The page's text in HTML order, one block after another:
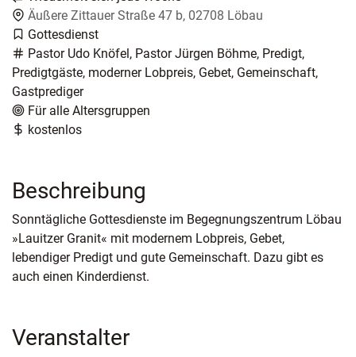
Äußere Zittauer Straße 47 b, 02708 Löbau
Gottesdienst
Pastor Udo Knöfel, Pastor Jürgen Böhme, Predigt,
Predigtgäste, moderner Lobpreis, Gebet, Gemeinschaft,
Gastprediger
Für alle Altersgruppen
kostenlos
Beschreibung
Sonntägliche Gottesdienste im Begegnungszentrum Löbau
»Lauitzer Granit« mit modernem Lobpreis, Gebet,
lebendiger Predigt und gute Gemeinschaft. Dazu gibt es
auch einen Kinderdienst.
Veranstalter